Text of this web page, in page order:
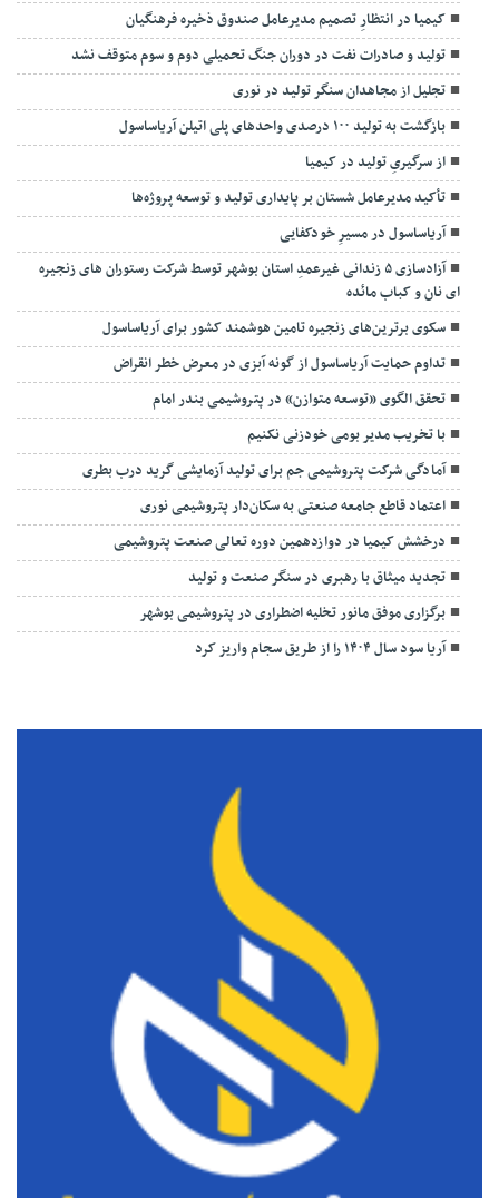
کیمیا در انتظارِ تصمیم مدیرعامل صندوق ذخیره فرهنگیان
تولید و صادرات نفت در دوران جنگ تحمیلی دوم و سوم متوقف نشد
تجلیل از مجاهدان سنگر تولید در نوری
بازگشت به تولید ۱۰۰ درصدی واحدهای پلی اتیلن آریاساسول
از سرگیریِ تولید در کیمیا
تأکید مدیرعامل شستان بر پایداری تولید و توسعه پروژه‌ها
آریاساسول در مسیرِ خودکفایی
آزادسازی ۵ زندانی غیرعمدِ استان بوشهر توسط شرکت رستوران های زنجیره
ای نان و کباب مائده
سکوی برترین‌های زنجیره تامین هوشمند کشور برای آریاساسول
تداوم حمایت آریاساسول از گونه آبزی در معرض خطر انقراض
تحقق الگوی «توسعه متوازن» در پتروشیمی بندر امام
با تخریب مدیر بومی خودزنی نکنیم
آمادگی شرکت پتروشیمی جم برای تولید آزمایشی گرید درب بطری
اعتماد قاطع جامعه صنعتی به سکان‌دار پتروشیمی نوری
درخشش کیمیا در دوازدهمین دوره تعالی صنعت پتروشیمی
تجدید میثاق با رهبری در سنگر صنعت و تولید
برگزاری موفق مانور تخلیه اضطراری در پتروشیمی بوشهر
آریا سود سال ۱۴۰۴ را از طریق سجام واریز کرد